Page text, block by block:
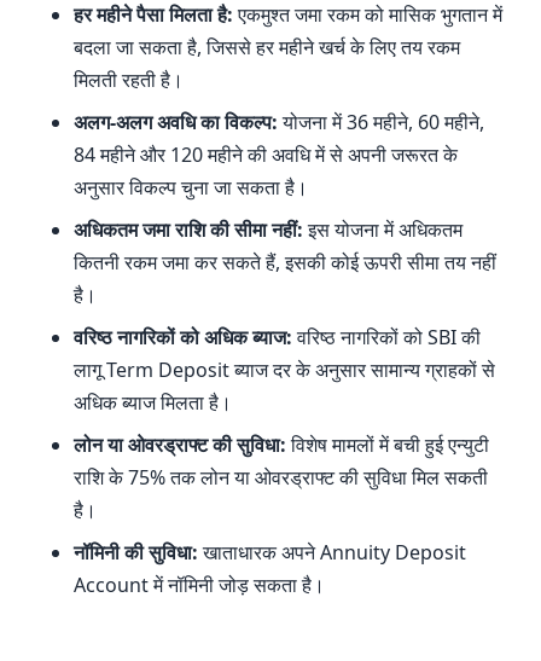
हर महीने पैसा मिलता है:एकमुश्त जमा रकम को मासिक भुगतान में
बदला जा सकता है, जिससे हर महीने खर्च के लिए तय रकम
मिलती रहती है।
अलग-अलग अवधि का विकल्प:योजना में 36 महीने, 60 महीने,
84 महीने और 120 महीने की अवधि में से अपनी जरूरत के
अनुसार विकल्प चुना जा सकता है।
अधिकतम जमा राशि की सीमा नहीं:इस योजना में अधिकतम
कितनी रकम जमा कर सकते हैं, इसकी कोई ऊपरी सीमा तय नहीं
है।
वरिष्ठ नागरिकों को अधिक ब्याज:वरिष्ठ नागरिकों को SBI की
लागू Term Deposit ब्याज दर के अनुसार सामान्य ग्राहकों से
अधिक ब्याज मिलता है।
लोन या ओवरड्राफ्ट की सुविधा:विशेष मामलों में बची हुई एन्युटी
राशि के 75% तक लोन या ओवरड्राफ्ट की सुविधा मिल सकती
है।
नॉमिनी की सुविधा:खाताधारक अपने Annuity Deposit
Account में नॉमिनी जोड़ सकता है।